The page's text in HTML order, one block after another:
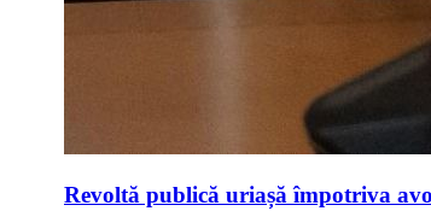
Revoltă publică uriașă împotriva